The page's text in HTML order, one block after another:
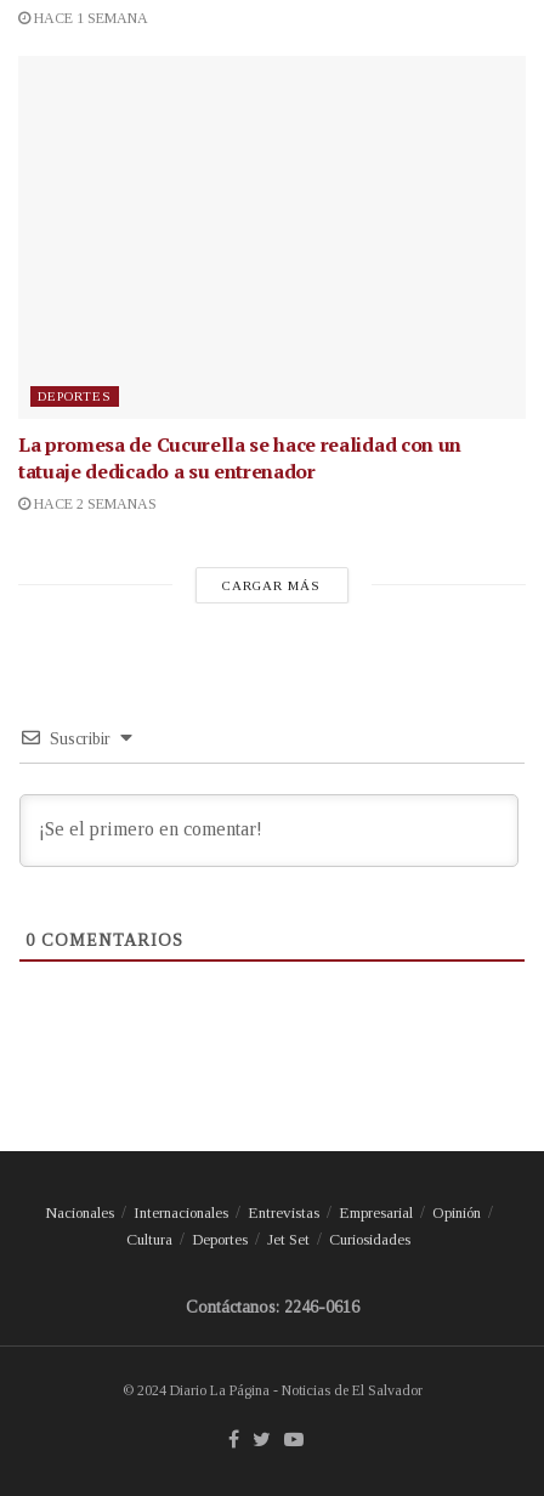
HACE 1 SEMANA
DEPORTES
La promesa de Cucurella se hace realidad con un
tatuaje dedicado a su entrenador
HACE 2 SEMANAS
CARGAR MÁS
Suscribir
0 COMENTARIOS
Nacionales Internacionales Entrevistas Empresarial
Opinión
Cultura
Deportes Jet Set Curiosidades
Contáctanos: 2246-0616
© 2024 Diario La Página - Noticias de El Salvador